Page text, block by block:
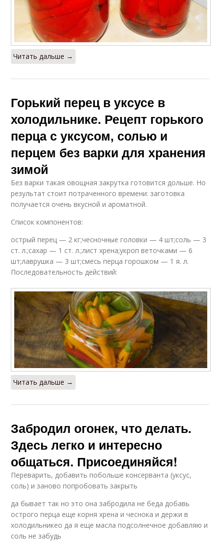
Читать дальше →
Горький перец в уксусе в
холодильнике. Рецепт горького
перца с уксусом, солью и
перцем без варки для хранения
зимой
Без варки такая овощная закрутка готовится дольше. Но
результат стоит потраченного времени: заготовка
получается очень вкусной и ароматной.
Список компонентов:
острый перец — 2 кг;чесночные головки — 4 шт;соль — 3
ст. л.;сахар — 1 ст. л.;лист хрена;укроп веточками — 6
шт;лаврушка — 3 шт;смесь перца горошком — 1 я. л.
Последовательность действий:
Читать дальше →
Забродил огонек, что делать.
Здесь легко и интересно
общаться. Присоединяйся!
Переварить, добавить побольше консерванта (уксус,
соль) и заново попробовать закрыть
да бывает так но это она забродила не беда добавь
острого перца еще корня хрена и чеснока и держи в
холодильникео да я еще масла подсолнечное добавляю и
соль не забудь